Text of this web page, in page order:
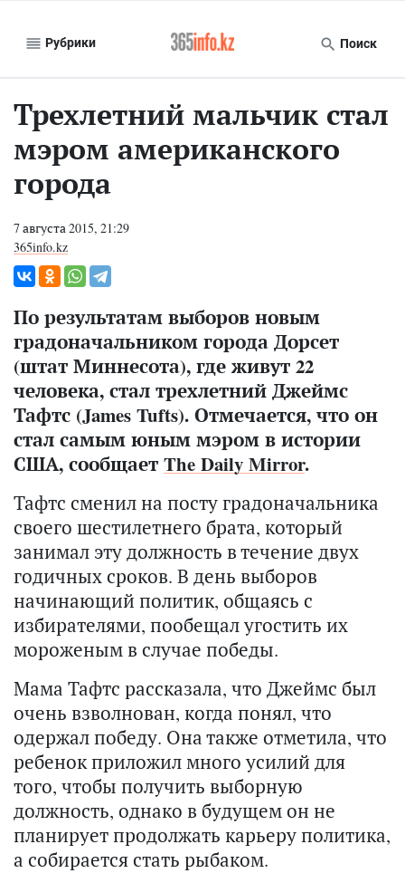
Рубрики Поиск
Трехлетний мальчик стал
мэром американского
города
7 августа 2015, 21:29
365info.kz
По результатам выборов новым
градоначальником города Дорсет
(штат Миннесота), где живут 22
человека, стал трехлетний Джеймс
Тафтс (James Tufts). Отмечается, что он
стал самым юным мэром в истории
США, сообщает The Daily Mirror.
Тафтс сменил на посту градоначальника
своего шестилетнего брата, который
занимал эту должность в течение двух
годичных сроков. В день выборов
начинающий политик, общаясь с
избирателями, пообещал угостить их
мороженым в случае победы.
Мама Тафтс рассказала, что Джеймс был
очень взволнован, когда понял, что
одержал победу. Она также отметила, что
ребенок приложил много усилий для
того, чтобы получить выборную
должность, однако в будущем он не
планирует продолжать карьеру политика,
а собирается стать рыбаком.